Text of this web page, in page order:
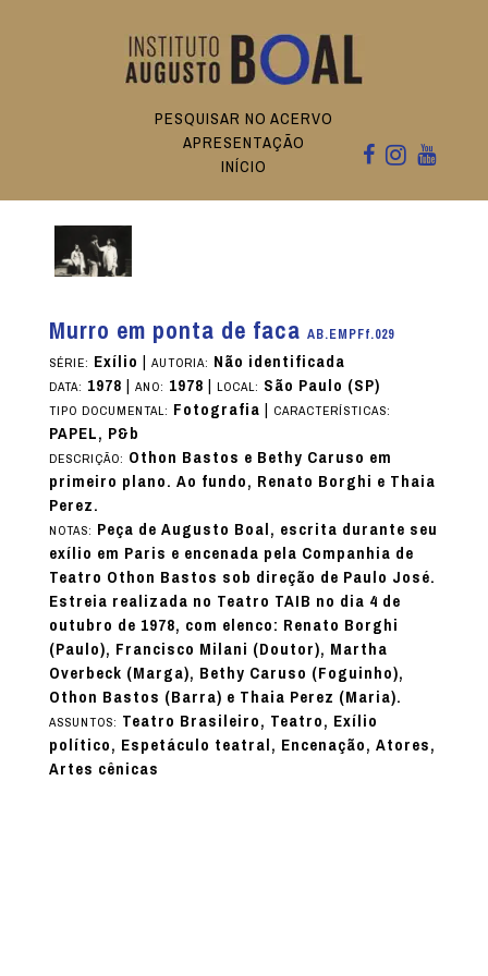
PESQUISAR NO ACERVO
APRESENTAÇÃO
INÍCIO
Murro em ponta de faca AB.EMPFf.029
SÉRIE: Exílio | AUTORIA: Não identificada
DATA: 1978| ANO: 1978| LOCAL: São Paulo (SP)
TIPO DOCUMENTAL: Fotografia| CARACTERÍSTICAS:
PAPEL, P&b
DESCRIÇÃO: Othon Bastos e Bethy Caruso em
primeiro plano. Ao fundo, Renato Borghi e Thaia
Perez.
NOTAS: Peça de Augusto Boal, escrita durante seu
exílio em Paris e encenada pela Companhia de
Teatro Othon Bastos sob direção de Paulo José.
Estreia realizada no Teatro TAIB no dia 4 de
outubro de 1978, com elenco: Renato Borghi
(Paulo), Francisco Milani (Doutor), Martha
Overbeck (Marga), Bethy Caruso (Foguinho),
Othon Bastos (Barra) e Thaia Perez (Maria).
ASSUNTOS: Teatro Brasileiro, Teatro, Exílio
político, Espetáculo teatral, Encenação, Atores,
Artes cênicas